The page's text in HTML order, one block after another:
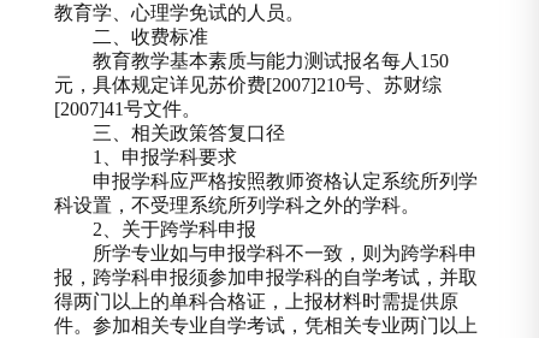
教育学、心理学免试的人员。
二、收费标准
教育教学基本素质与能力测试报名每人 150
元，具体规定详见苏价费[2007]210号、苏财综
[2007]41号文件。
三、相关政策答复口径
1
、申报学科要求
申报学科应严格按照教师资格认定系统所列学
科设置，不受理系统所列学科之外的学科。
2 、关于跨学科申报
所学专业如与申报学科不一致，则为跨学科申
报，跨学科申报须参加申报学科的自学考试，并取
得两门以上的单科合格证，上报材料时需提供原
件。参加相关专业自学考试，凭相关专业两门以上